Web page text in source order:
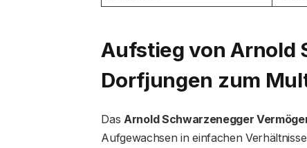
Aufstieg von Arnold
Dorfjungen zum
Das Arnold Schwarzenegger
Aufgewachsen in einfachen